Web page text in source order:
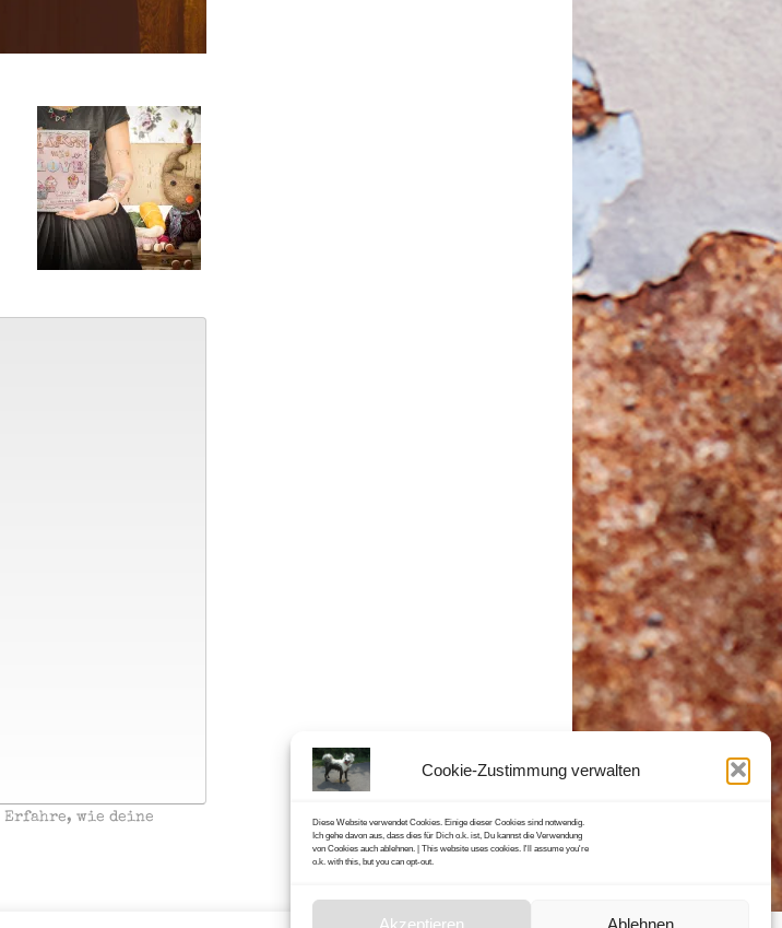
Cookie-Zustimmung verwalten
Diese Website verwendet Cookies. Einige dieser Cookies sind notwendig.
Ich gehe davon aus, dass dies für Dich o.k. ist, Du kannst die Verwendung
von Cookies auch ablehnen. | This website uses cookies. I'll assume you're
o.k. with this, but you can opt-out.
Akzeptieren Ablehnen
Erfahre, wie deine